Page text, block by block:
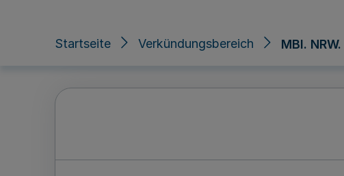
Startseite Verkündungsbereich MBl.